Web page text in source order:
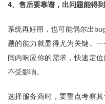
4、售后要靠谱，出问题能得
系统再好用，也可能偶尔出
题的能力就显得尤为关键。
间内响应你的需求，快速定
不受影响。
选择服务商时，要重点考察